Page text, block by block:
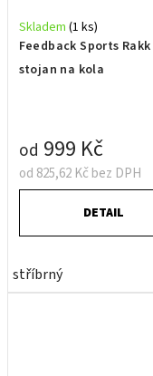
Feedback Sports Rakk
stojan na kola
Skladem (1 ks)
od 825,62 Kč bez DPH
od 999 Kč
DETAIL
stříbrný